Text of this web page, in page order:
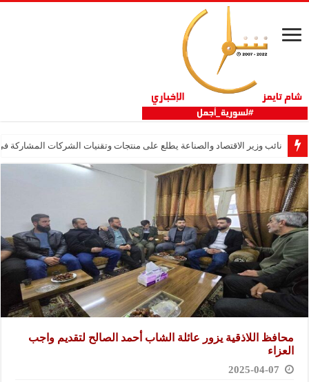
نائب وزير الاقتصاد والصناعة يطلع على منتجات وتقنيات الشركات المشاركة في
محافظ اللاذقية يزور عائلة الشاب أحمد الصالح لتقديم واجب
العزاء
2025-04-07